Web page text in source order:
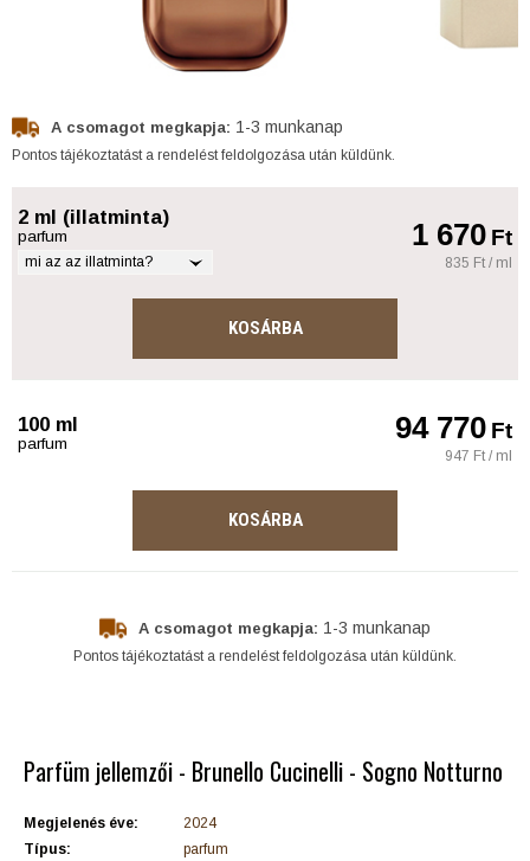
A csomagot megkapja: 1-3 munkanap
Pontos tájékoztatást a rendelést feldolgozása után küldünk.
2 ml (illatminta)
parfum
mi az az illatminta?
1 670Ft
835 Ft / ml
KOSÁRBA
100 ml
parfum 94 770Ft
947 Ft / ml
KOSÁRBA
A csomagot megkapja: 1-3 munkanap
Pontos tájékoztatást a rendelést feldolgozása után küldünk.
Parfüm jellemzői - Brunello Cucinelli - Sogno Notturno
Megjelenés éve:
2024
Típus:
parfum